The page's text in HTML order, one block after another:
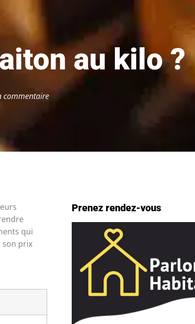
au kilo ?
commentaire
qui
son prix
Prenez rendez-vous